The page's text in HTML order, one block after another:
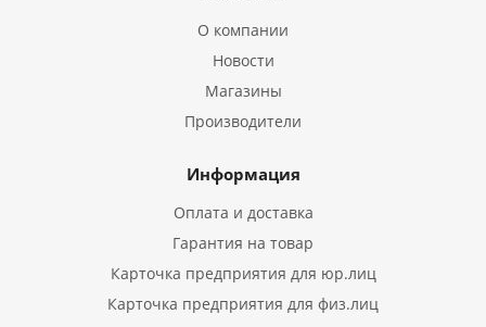
О компании
Новости
Магазины
Производители
Информация
Оплата и доставка
Гарантия на товар
Карточка предприятия для юр.лиц
Карточка предприятия для физ.лиц